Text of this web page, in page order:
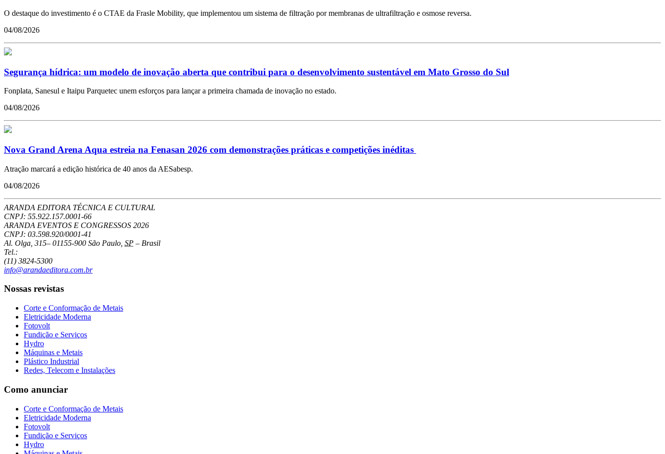
O destaque do investimento é o CTAE da Frasle Mobility, que implementou um sistema de filtração por membranas de ultrafiltração e osmose reversa.
04/08/2026
Segurança hídrica: um modelo de inovação aberta que contribui para o desenvolvimento sustentável em Mato Grosso do Sul
Fonplata, Sanesul e Itaipu Parquetec unem esforços para lançar a primeira chamada de inovação no estado.
04/08/2026
Nova Grand Arena Aqua estreia na Fenasan 2026 com demonstrações práticas e competições inéditas
Atração marcará a edição histórica de 40 anos da AESabesp.
04/08/2026
ARANDA EDITORA TÉCNICA E CULTURAL
CNPJ: 55.922.157.0001-66
ARANDA EVENTOS E CONGRESSOS 2026
CNPJ: 03.598.920/0001-41
Al. Olga, 315– 01155-900 São Paulo SP – Brasil
Tel.:
(11) 3824-5300
info@arandaeditora.com.br
Nossas revistas
Corte e Conformação de Metais
Eletricidade Moderna
Fotovolt
Fundição e Serviços
Hydro
Máquinas e Metais
Plástico Industrial
Redes, Telecom e Instalações
Como anunciar
Corte e Conformação de Metais
Eletricidade Moderna
Fotovolt
Fundição e Serviços
Hydro